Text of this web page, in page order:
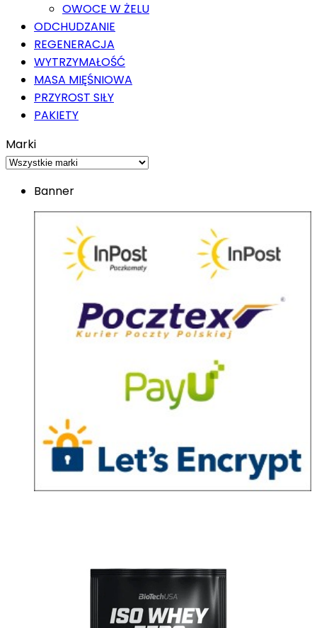
OWOCE W ŻELU
ODCHUDZANIE
REGENERACJA
WYTRZYMAŁOŚĆ
MASA MIĘŚNIOWA
PRZYROST SIŁY
PAKIETY
Marki
Banner